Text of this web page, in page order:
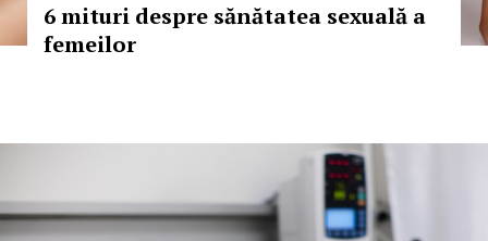
6 mituri despre sănătatea sexuală a
femeilor